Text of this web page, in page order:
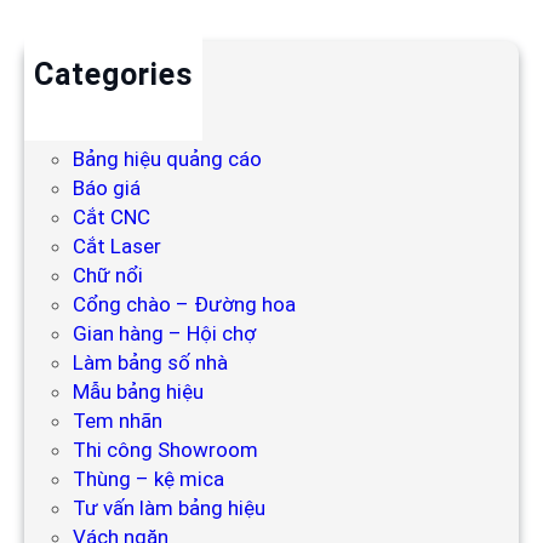
Categories
Bảng hiệu quảng cáo
Báo giá
Cắt CNC
Cắt Laser
Chữ nổi
Cổng chào – Đường hoa
Gian hàng – Hội chợ
Làm bảng số nhà
Mẫu bảng hiệu
Tem nhãn
Thi công Showroom
Thùng – kệ mica
Tư vấn làm bảng hiệu
Vách ngăn